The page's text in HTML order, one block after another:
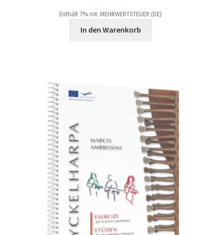
Enthält 7% rot. MEHRWERTSTEUER (DE)
In den Warenkorb